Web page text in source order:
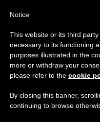
Cuatro días
Pablo II ayudó
10 niños en
Aviso
Del 27 de julio al 7
anual, aprovechando
se generan menos
Notice
This website or its third
necessary to its functioning
purposes illustrated in the
more or withdraw your
please refer to the cookie
By closing this banner,
continuing to browse